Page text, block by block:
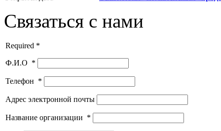
Связаться с нами
Required *
Ф.И.О *
Телефон *
Адрес электронной почты
Название организации *